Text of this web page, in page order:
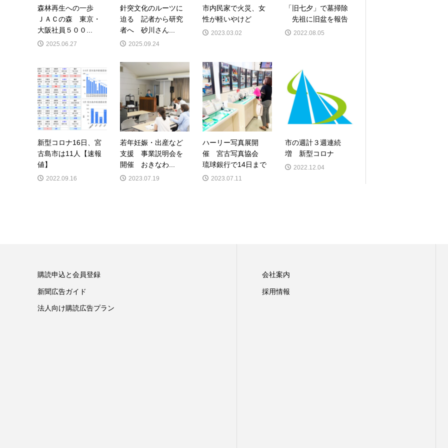
森林再生への一歩
ＪＡＣの森 東京・
大阪社員５００...
2025.06.27
針突文化のルーツに
迫る 記者から研究
者へ 砂川さん...
2025.09.24
市内民家で火災、女
性が軽いやけど
2023.03.02
「旧七夕」で墓掃除
先祖に旧盆を報告
2022.08.05
新型コロナ16日、宮
古島市は11人【速報
値】
2022.09.16
若年妊娠・出産など
支援 事業説明会を
開催 おきなわ...
2023.07.19
ハーリー写真展開
催 宮古写真協会
琉球銀行で14日まで
2023.07.11
市の週計３週連続
増 新型コロナ
2022.12.04
購読申込と会員登録
新聞広告ガイド
法人向け購読広告プラン
会社案内
採用情報